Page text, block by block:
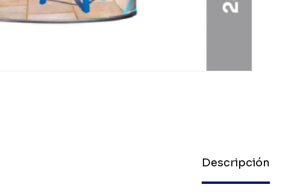
Descripción